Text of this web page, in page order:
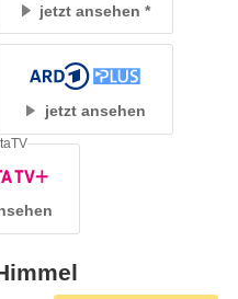
jetzt ansehen
jetzt ansehen